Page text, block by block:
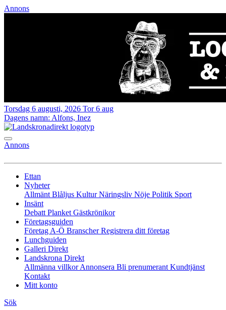
Annons
Torsdag 6 augusti, 2026 Tor 6 aug
Dagens namn: Alfons, Inez
Annons
Ettan
Nyheter
Allmänt Blåljus KulturNäringsliv Nöje Politik Sport
Insänt
Debatt Planket Gästkrönikor
Företagsguiden
Företag A-Ö BranscherRegistrera ditt företag
Lunchguiden
Galleri Direkt
Landskrona Direkt
Allmänna villkorAnnonsera Bli prenumerant Kundtjänst
Kontakt
Mitt konto
Sök